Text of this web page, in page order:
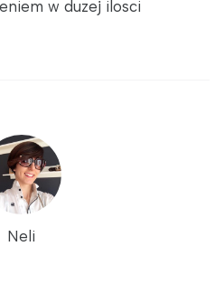
w duzej ilosci
Neli